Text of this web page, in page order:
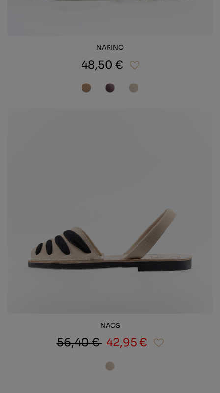
NARINO
48,50 €
NAOS
56,40 € 42,95 €